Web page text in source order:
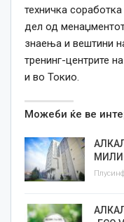
техничка
дел од
знаења и вештини
тренинг-центрите
и во Токио.
Можеби ќе ве